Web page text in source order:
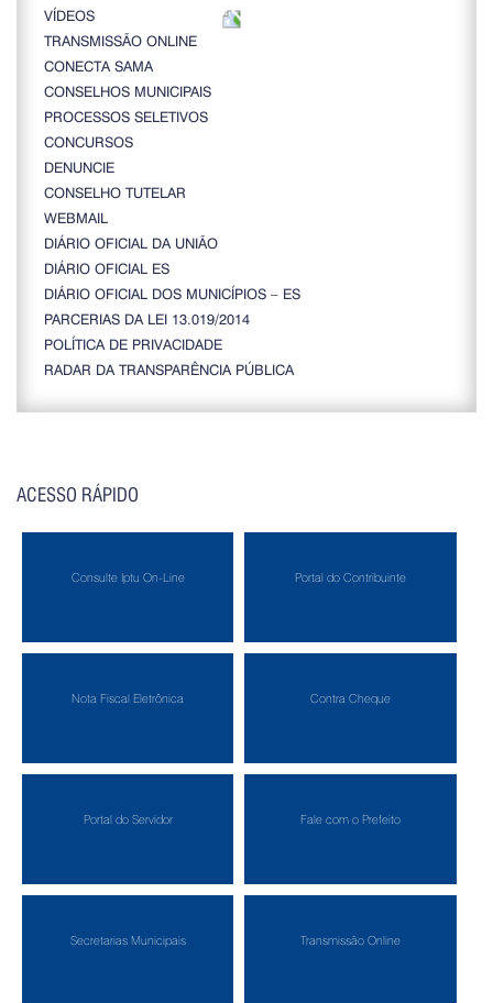
VÍDEOS
TRANSMISSÃO ONLINE
CONECTA SAMA
CONSELHOS MUNICIPAIS
PROCESSOS SELETIVOS
CONCURSOS
DENUNCIE
CONSELHO TUTELAR
WEBMAIL
DIÁRIO OFICIAL DA UNIÃO
DIÁRIO OFICIAL ES
DIÁRIO OFICIAL DOS MUNICÍPIOS – ES
PARCERIAS DA LEI 13.019/2014
POLÍTICA DE PRIVACIDADE
RADAR DA TRANSPARÊNCIA PÚBLICA
ACESSO RÁPIDO
Consulte Iptu On-Line Portal do Contribuinte
Nota Fiscal Eletrônica Contra Cheque
Portal do Servidor Fale com o Prefeito
Secretarias Municipais Transmissão Online